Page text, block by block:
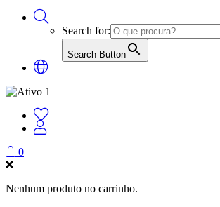
Search for:
Search Button
0
Nenhum produto no carrinho.